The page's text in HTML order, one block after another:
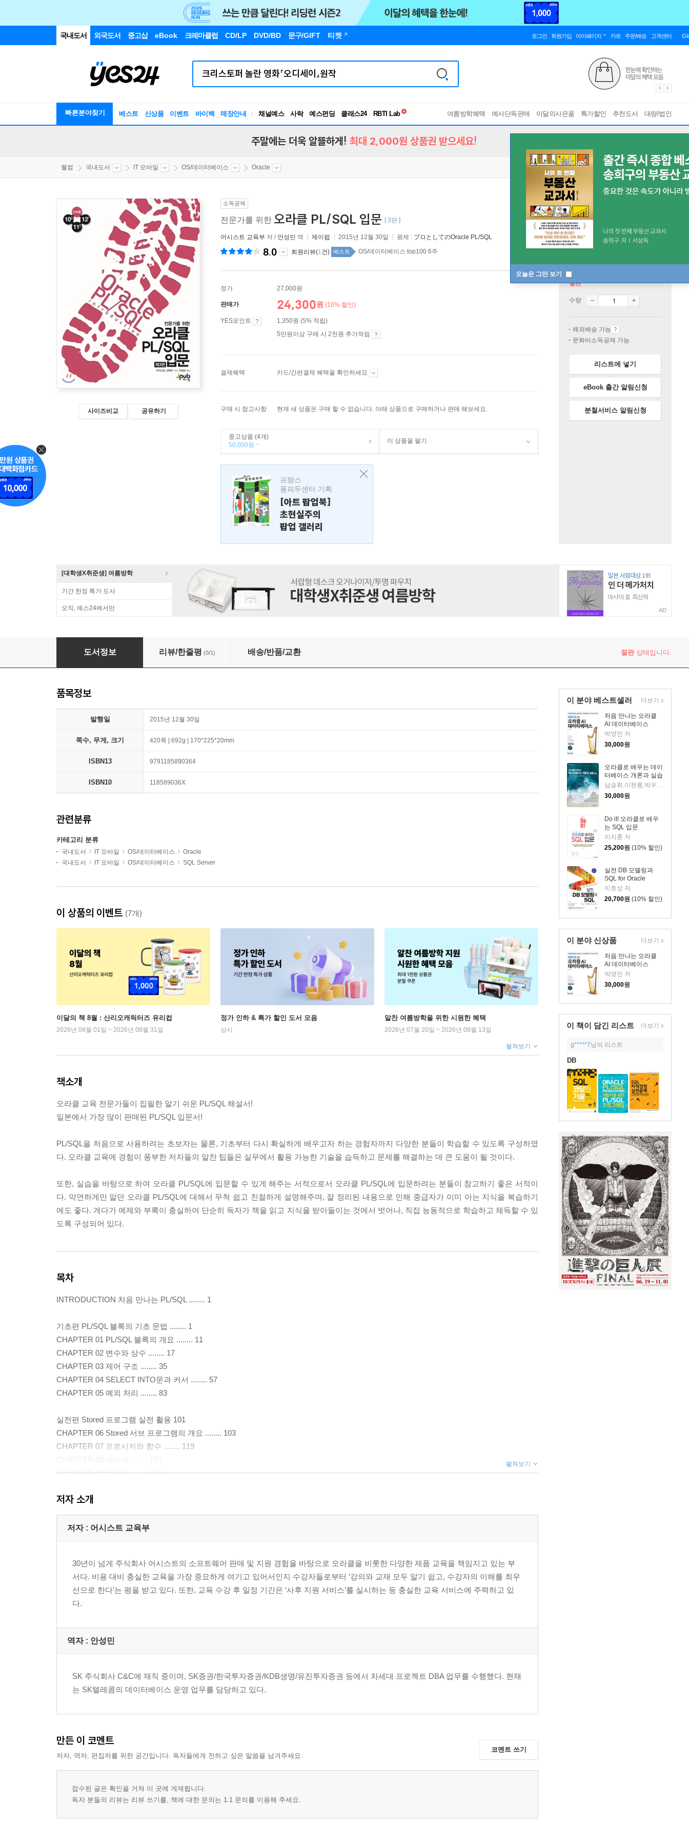
국내도서 외국도서 중고샵 eBook 크레마클럽 CD/LP DVD/BD 문구/GIFT 티켓 로그인 회원가입 마이페이지 카트 주문/배송 고객센터
빠른분야찾기 베스트 신상품 이벤트 바이백 매장안내 채널예스 사락 예스펀딩 클래스24
독서유형검사
여름방학혜택 예사단독판매 이달의사은품 특가할인 추천도서 대량/법인
오늘은 그만 보기
주말에는 더욱 알뜰하게! 최대 2,000원 상품권 받으세요!
웰컴 국내도서 IT 모바일 OS/데이터베이스 Oracle
사이즈비교 공유하기
소득공제
전문가를 위한 오라클 PL/SQL 입문 [ 3판 ]
어시스트 교육부 저 / 안성민 역 제이펍 2015년 12월 30일 원제 : プロとしてのOracle PL/SQL
8.0 회원리뷰(1건) 베스트 OS/데이터베이스 top100 6주
정가 27,000원
판매가 24,300원 (10% 할인)
YES포인트
1,350원 (5% 적립)
5만원이상 구매 시 2천원 추가적립
결제혜택 카드/간편결제 혜택을 확인하세요
구매 시 참고사항 현재 새 상품은 구매 할 수 없습니다. 아래 상품으로 구매하거나 판매 해보세요.
중고상품 (4개)
50,000원 ~
이 상품을 팔기
프랑스
퐁피두센터 기획
[아트 팝업북]
초현실주의
팝업 갤러리
절판
수량
해외배송 가능
문화비소득공제 가능
리스트에 넣기
eBook 출간 알림신청
분철서비스 알림신청
[대학생X취준생] 여름방학
기간 한정 특가 도서
오직, 예스24에서만 AD
오라클 PL/SQL 입문
도서정보 리뷰/한줄평 (0/1) 배송/반품/교환 절판상태입니다.
이 분야 베스트셀러
처음 만나는 오라클
AI 데이터베이스
박영민 저
30,000원
오라클로 배우는 데이
터베이스 개론과 실습
남송휘,이현룡,박우창 저
30,000원
Do it! 오라클로 배우
는 SQL 입문
이지훈 저
25,200원 (10% 할인)
실전 DB 모델링과
SQL for Oracle
이호상 저
20,700원 (10% 할인)
더보기
이 분야 신상품
처음 만나는 오라클
AI 데이터베이스
박영민 저
30,000원
더보기
이 책이 담긴 리스트 더보기
g*****7님의 리스트
DB
품목정보
발행일 2015년 12월 30일
쪽수, 무게, 크기 420쪽 | 692g | 170*225*20mm
ISBN13 9791185890364
ISBN10 118589036X
관련분류
카테고리 분류
국내도서 IT 모바일 OS/데이터베이스
Oracle
국내도서
IT 모바일 OS/데이터베이스 SQL Server
이 상품의 이벤트 (7개)
이달의 책 8월 : 산리오캐릭터즈 유리컵
2026년 08월 01일 ~ 2026년 08월 31일
정가 인하 & 특가 할인 도서 모음
상시
알찬 여름방학을 위한 시원한 혜택
2026년 07월 20일 ~ 2026년 08월 13일
펼쳐보기
책소개
오라클 교육 전문가들이 집필한 알기 쉬운 PL/SQL 해설서!
일본에서 가장 많이 판매된 PL/SQL 입문서!
PL/SQL을 처음으로 사용하려는 초보자는 물론, 기초부터 다시 확실하게 배우고자 하는 경험자까지 다양한 분들이 학습할 수 있도록 구성하였
다. 오라클 교육에 경험이 풍부한 저자들의 알찬 팁들은 실무에서 활용 가능한 기술을 습득하고 문제를 해결하는 데 큰 도움이 될 것이다.
또한, 실습을 바탕으로 하여 오라클 PL/SQL에 입문할 수 있게 해주는 서적으로서 오라클 PL/SQL에 입문하려는 분들이 참고하기 좋은 서적이
다. 막연하게만 알던 오라클 PL/SQL에 대해서 무척 쉽고 친절하게 설명해주며, 잘 정리된 내용으로 인해 중급자가 이미 아는 지식을 복습하기
에도 좋다. 게다가 예제와 부록이 충실하여 단순히 독자가 책을 읽고 지식을 받아들이는 것에서 벗어나, 직접 능동적으로 학습하고 체득할 수 있
도록 구성되어 있다.
목차
INTRODUCTION 처음 만나는 PL/SQL ........ 1
기초편 PL/SQL 블록의 기초 문법 ........ 1
CHAPTER 01 PL/SQL 블록의 개요 ........ 11
CHAPTER 02 변수와 상수 ........ 17
CHAPTER 03 제어 구조 ........ 35
CHAPTER 04 SELECT INTO문과 커서 ........ 57
CHAPTER 05 예외 처리 ........ 83
실전편 Stored 프로그램 실전 활용 101
CHAPTER 06 Stored 서브 프로그램의 개요 ........ 103
CHAPTER 07 프로시저와 함수 ........ 119
CHAPTER 09 트리거 ........ 193
응용편 심화 응용 테크닉 213
CHAPTER 10 레코드와 컬렉션 ........ 215
CHAPTER 11 커서 변수 ........ 237
APPENDIX 299
APPENDIX 01 환경 설정과 샘플 오브젝트 ........ 301
APPENDIX 02 PL/SQL에서 사용 가능한 데이터 타입 ........ 306
APPENDIX 05 실행자 권한의 지정 방법 ........ 314
APPENDIX 07 자율형 트랜잭션 ........ 324
APPENDIX 08 트리거의 종류 ........ 328
APPENDIX 10 WRAP 유틸리티 ........ 360
펼쳐보기
저자 소개
저자 : 어시스트 교육부
30년이 넘게 주식회사 어시스트의 소프트웨어 판매 및 지원 경험을 바탕으로 오라클을 비롯한 다양한 제품 교육을 책임지고 있는 부
서다. 비용 대비 충실한 교육을 가장 중요하게 여기고 있어서인지 수강자들로부터 ‘강의와 교재 모두 알기 쉽고, 수강자의 이해를 최우
선으로 한다’는 평을 받고 있다. 또한, 교육 수강 후 일정 기간은 ‘사후 지원 서비스’를 실시하는 등 충실한 교육 서비스에 주력하고 있
다.
역자 : 안성민
SK 주식회사 C&C에 재직 중이며, SK증권/한국투자증권/KDB생명/유진투자증권 등에서 차세대 프로젝트 DBA 업무를 수행했다. 현재
는 SK텔레콤의 데이터베이스 운영 업무를 담당하고 있다.
만든 이 코멘트
저자, 역자, 편집자를 위한 공간입니다. 독자들에게 전하고 싶은 말씀을 남겨주세요.
코멘트 쓰기
접수된 글은 확인을 거쳐 이 곳에 게재됩니다.
독자 분들의 리뷰는 리뷰 쓰기를, 책에 대한 문의는 1:1 문의를 이용해 주세요.